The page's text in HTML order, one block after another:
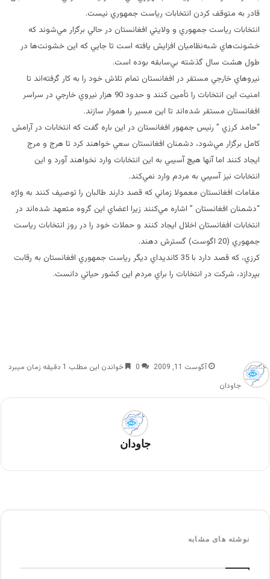
قادر به متوقف كردن انتخابات رياست ‌جمهوري نيست.
انتخابات رياست ‌جمهوري و ولايتي افغانستان در حالي برگزار مي‌شوند كه
خشونت‌هاي شبه‌نظاميان افزايش يافته است تا جايي كه اين خشونت‌ها در
طول هشت سال گذشته بي‌سابقه بوده است.
نيروهاي خارجي مستقر در افغانستان تمام تلاش خود را به كار گرفته‌اند تا
امنيت اين انتخابات را تأمين كنند و حدود 90 هزار نيروي خارجي در سراسر
افغانستان مستقر شده‌اند تا اين مسير را هموار سازند.
“حامد كرزي ” رئيس جمهور افغانستان در اين باره گفت كه انتخابات در آرامش
كامل برگزار مي‌شود، دشمنان افغانستان سعي خواهند كرد تا هرج و مرج
ايجاد كنند اما آنها هيچ آسيبي به اين انتخابات وارد نخواهند آورد و اين
انتخابات نيز آسيبي به مردم وارد نمي‌كند.
مقامات افغانستان معمولا زماني كه قصد دارند طالبان را توصيف كنند به واژه
“‌دشمنان افغانستان ” اشاره مي‌كنند زيرا اعضاي اين گروه متعهد شده‌اند در
انتخابات افغانستان اخلال ايجاد كنند و حملات خود را در روز انتخابات رياست
‌جمهوري (20 اگوست) گسترش دهند.
كرزي، كه قصد دارد با 35 كانديداي ديگر رياست ‌جمهوري افغانستان به رقابت
بپردازد، شركت در انتخابات را براي مردم اين كشور حياتي دانست.
جاودان
آگوست 11, 2009 0 خواندن این مطلب 1 دقیقه زمان میبرد
جاودان
نوشته های مشابه